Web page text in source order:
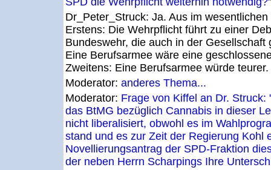
Dr_Peter_Struck: Ja. Aus im
Erstens: Die Wehrpflicht führt zu einer
Bundeswehr, die auch in der Gesellschaft
Eine Berufsarmee wäre eine
Zweitens: Eine Berufsarmee würde teurer.
Moderator: anderes Thema...
Moderator: Frage von Kiffel an Dr. Struck:
das BtMG bezüglich Cannabis in dieser
nicht liberalisiert, obwohl es im
stand und es zur Zeit der Regierung Kohl
Novellierungsantrag der SPD-Fraktion
der neben Herrn Scharpings Ihre